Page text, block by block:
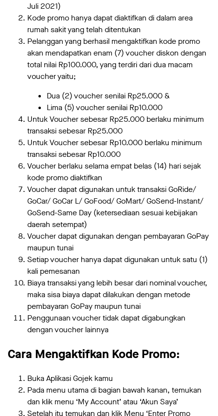
Juli 2021)
Kode promo hanya dapat diaktifkan di dalam area
rumah sakit yang telah ditentukan
Pelanggan yang berhasil mengaktifkan kode promo
akan mendapatkan enam (7) voucher diskon dengan
total nilai Rp100.000, yang terdiri dari dua macam
voucher yaitu;
Dua (2) voucher senilai Rp25.000 &
Lima (5) voucher senilai Rp10.000
Untuk Voucher sebesar Rp25.000 berlaku minimum
transaksi sebesar Rp25.000
Untuk Voucher sebesar Rp10.000 berlaku minimum
transaksi sebesar Rp10.000
Voucher berlaku selama empat belas (14) hari sejak
kode promo diaktifkan
Voucher dapat digunakan untuk transaksi GoRide/
GoCar/ GoCar L/ GoFood/ GoMart/ GoSend-Instant/
GoSend-Same Day (ketersediaan sesuai kebijakan
daerah setempat)
Voucher dapat digunakan dengan pembayaran GoPay
maupun tunai
Setiap voucher hanya dapat digunakan untuk satu (1)
kali pemesanan
Biaya transaksi yang lebih besar dari nominal voucher,
maka sisa biaya dapat dilakukan dengan metode
pembayaran GoPay maupun tunai
Penggunaan voucher tidak dapat digabungkan
dengan voucher lainnya
Cara Mengaktifkan Kode Promo:
Buka Aplikasi Gojek kamu
Pada menu utama di bagian bawah kanan, temukan
dan klik menu ‘My Account’ atau ‘Akun Saya’
Setelah itu temukan dan klik Menu ‘Enter Promo